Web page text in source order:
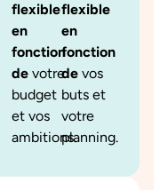
flexible
en
fonction
de votre
budget
et vos
ambitions.
flexible
en
fonction
de vos
buts et
votre
planning.